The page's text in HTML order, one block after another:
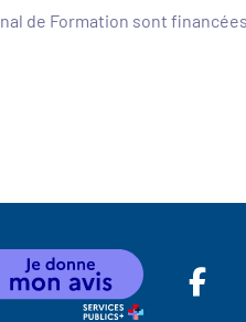
de Formation sont